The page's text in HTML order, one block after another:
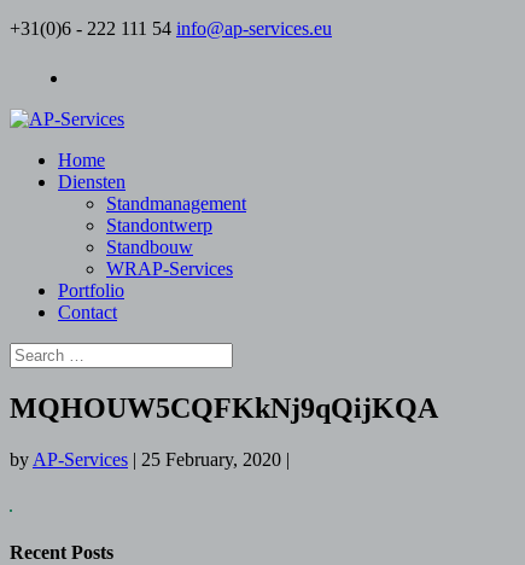
+31(0)6 - 222 111 54 info@ap-services.eu
Home
Diensten
Standmanagement
Standontwerp
Standbouw
WRAP-Services
Portfolio
Contact
MQHOUW5CQFKkNj9qQijKQA
by AP-Services | 25 February, 2020 |
Recent Posts